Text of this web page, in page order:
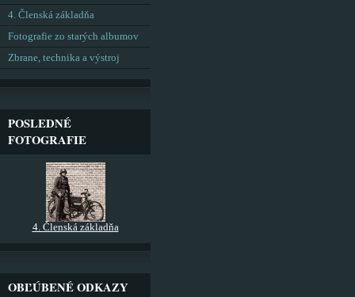
4. Členská základňa
Fotografie zo starých albumov
Zbrane, technika a výstroj
POSLEDNÉ
FOTOGRAFIE
4. Členská základňa
OBĽÚBENÉ ODKAZY